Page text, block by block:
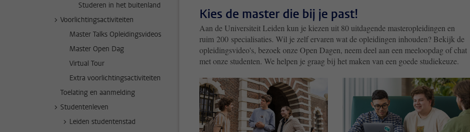
Studeren in het buitenland
Voorlichtingsactiviteiten
Master Talks Opleidingsvideos
Master Open Dag
Virtual Tour
Extra voorlichtingsactiviteiten
Toelating en aanmelding
Studentenleven
Leiden studentenstad
Kies de master die bij je past!
Aan de Universiteit Leiden kun je kiezen uit 80 uitdagende masteropleidingen en
ruim 200 specialisaties. Wil je zelf ervaren wat de opleidingen inhouden? Bekijk de
opleidingsvideo's, bezoek onze Open Dagen, neem deel aan een meeloopdag of chat
met onze studenten. We helpen je graag bij het maken van een goede studiekeuze.